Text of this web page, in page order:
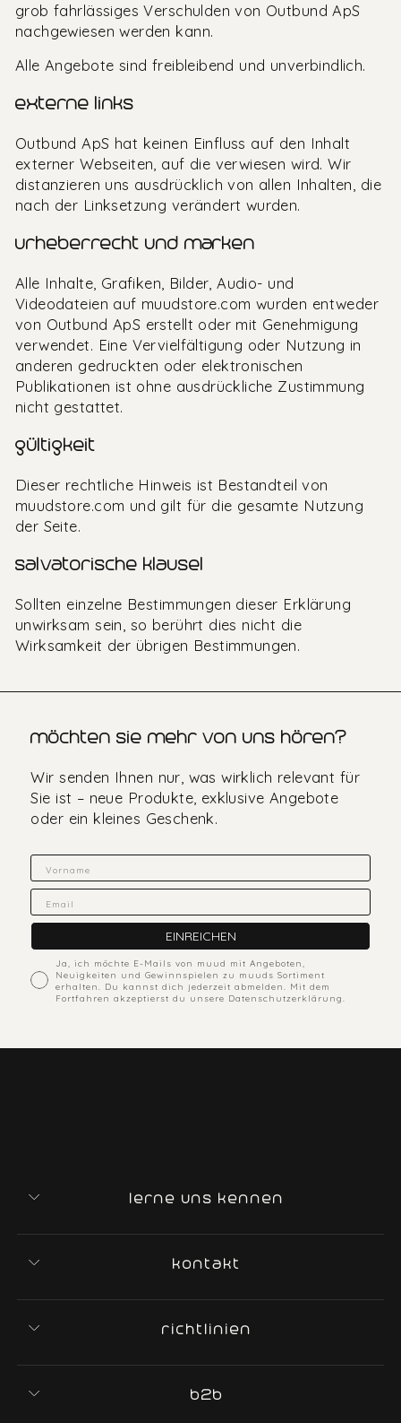
grob fahrlässiges Verschulden von Outbund ApS
nachgewiesen werden kann.
Alle Angebote sind freibleibend und unverbindlich.
externe links
Outbund ApS hat keinen Einfluss auf den Inhalt
externer Webseiten, auf die verwiesen wird. Wir
distanzieren uns ausdrücklich von allen Inhalten, die
nach der Linksetzung verändert wurden.
urheberrecht und marken
Alle Inhalte, Grafiken, Bilder, Audio- und
Videodateien auf muudstore.com wurden entweder
von Outbund ApS erstellt oder mit Genehmigung
verwendet. Eine Vervielfältigung oder Nutzung in
anderen gedruckten oder elektronischen
Publikationen ist ohne ausdrückliche Zustimmung
nicht gestattet.
gültigkeit
Dieser rechtliche Hinweis ist Bestandteil von
muudstore.com und gilt für die gesamte Nutzung
der Seite.
salvatorische klausel
Sollten einzelne Bestimmungen dieser Erklärung
unwirksam sein, so berührt dies nicht die
Wirksamkeit der übrigen Bestimmungen.
möchten sie mehr von uns hören?
Wir senden Ihnen nur, was wirklich relevant für
Sie ist – neue Produkte, exklusive Angebote
oder ein kleines Geschenk.
Fornavn
Email
EINREICHEN
ACcepts marketing
Ja, ich möchte E-Mails von muud mit Angeboten,
Neuigkeiten und Gewinnspielen zu muuds Sortiment
erhalten. Du kannst dich jederzeit abmelden. Mit dem
Fortfahren akzeptierst du unsere Datenschutzerklärung.
lerne uns kennen
kontakt
richtlinien
b2b